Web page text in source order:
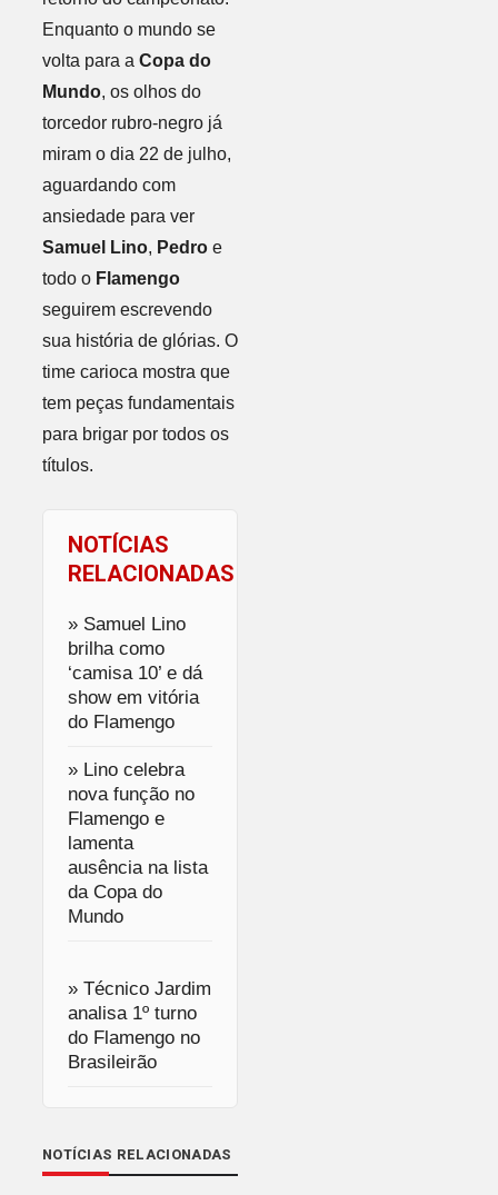
Enquanto o mundo se
volta para a Copa do
Mundo, os olhos do
torcedor rubro-negro já
miram o dia 22 de julho,
aguardando com
ansiedade para ver
Samuel Lino, Pedroe
todo o Flamengo
seguirem escrevendo
sua história de glórias. O
time carioca mostra que
tem peças fundamentais
para brigar por todos os
títulos.
NOTÍCIAS
RELACIONADAS
» Samuel Lino
brilha como
‘camisa 10’ e dá
show em vitória
do Flamengo
» Lino celebra
nova função no
Flamengo e
lamenta
ausência na lista
da Copa do
Mundo
» Técnico Jardim
analisa 1º turno
do Flamengo no
Brasileirão
NOTÍCIAS RELACIONADAS